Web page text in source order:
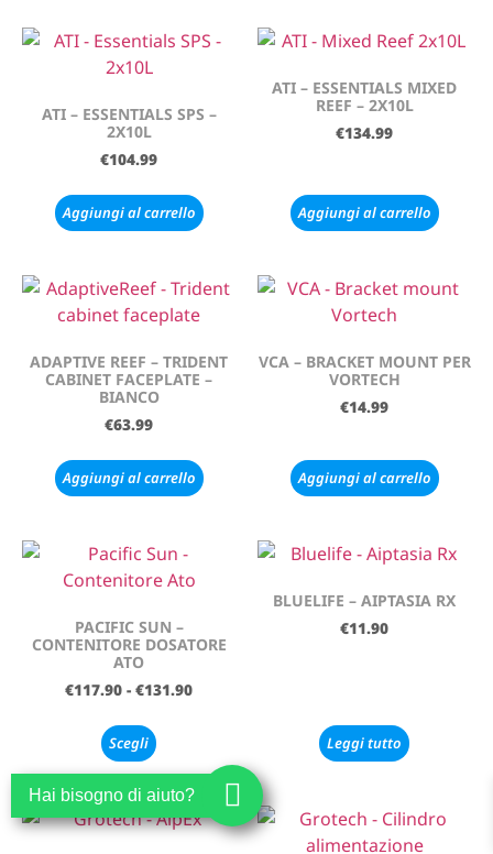
ATI – ESSENTIALS SPS –
2X10L
€104.99
Aggiungi al carrello
ATI – ESSENTIALS MIXED
REEF – 2X10L
€134.99
Aggiungi al carrello
ADAPTIVE REEF – TRIDENT
CABINET FACEPLATE –
BIANCO
€63.99
Aggiungi al carrello
VCA – BRACKET MOUNT PER
VORTECH
€14.99
Aggiungi al carrello
PACIFIC SUN –
CONTENITORE DOSATORE
ATO
€117.90 - €131.90
Scegli
BLUELIFE – AIPTASIA RX
€11.90
Leggi tutto
Hai bisogno di aiuto?